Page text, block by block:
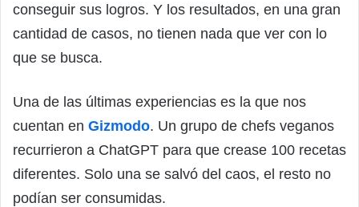
conseguir sus logros. Y los resultados, en una gran
cantidad de casos, no tienen nada que ver con lo
que se busca.
Una de las últimas experiencias es la que nos
cuentan en Gizmodo. Un grupo de chefs veganos
recurrieron a ChatGPT para que crease 100 recetas
diferentes. Solo una se salvó del caos, el resto no
podían ser consumidas.